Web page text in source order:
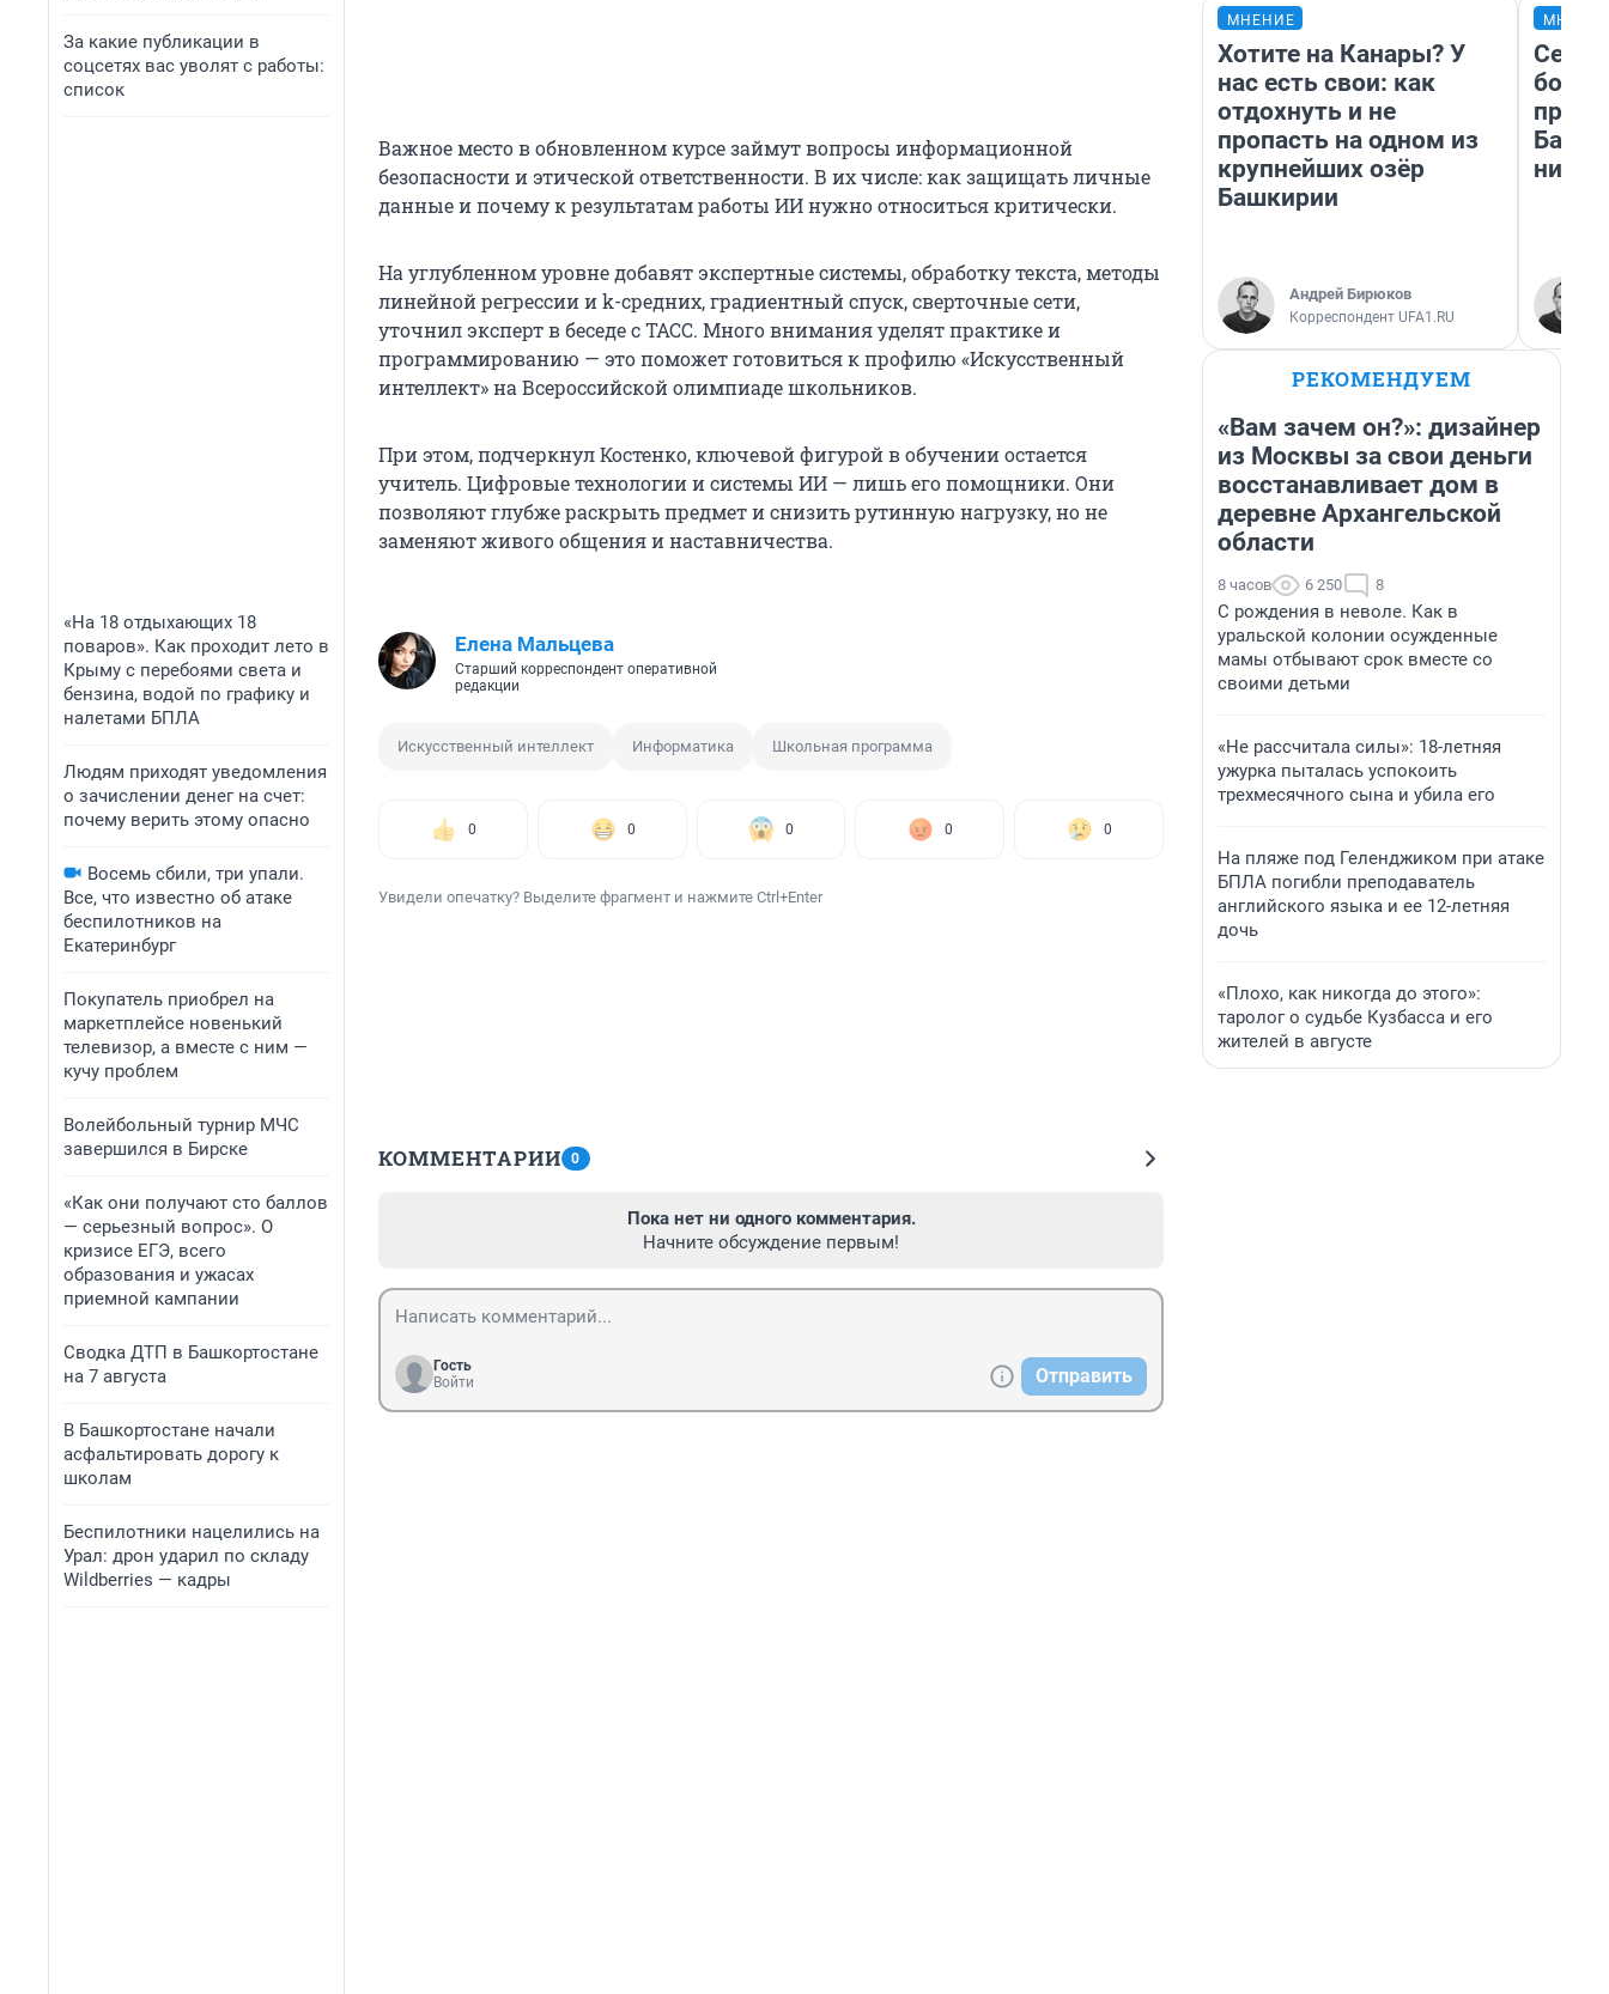
За какие публикации в
соцсетях вас уволят с работы:
список
«На 18 отдыхающих 18
поваров». Как проходит лето в
Крыму с перебоями света и
бензина, водой по графику и
налетами БПЛА
Людям приходят уведомления
о зачислении денег на счет:
почему верить этому опасно
Восемь сбили, три упали.
Все, что известно об атаке
беспилотников на
Екатеринбург
Покупатель приобрел на
маркетплейсе новенький
телевизор, а вместе с ним —
кучу проблем
Волейбольный турнир МЧС
завершился в Бирске
«Как они получают сто баллов
— серьезный вопрос». О
кризисе ЕГЭ, всего
образования и ужасах
приемной кампании
Сводка ДТП в Башкортостане
на 7 августа
В Башкортостане начали
асфальтировать дорогу к
школам
Беспилотники нацелились на
Урал: дрон ударил по складу
Wildberries — кадры
Важное место в обновленном курсе займут вопросы информационной
безопасности и этической ответственности. В их числе: как защищать личные
данные и почему к результатам работы ИИ нужно относиться критически.
На углубленном уровне добавят экспертные системы, обработку текста, методы
линейной регрессии и k-средних, градиентный спуск, сверточные сети,
уточнил эксперт в беседе с ТАСС. Много внимания уделят практике и
программированию — это поможет готовиться к профилю «Искусственный
интеллект» на Всероссийской олимпиаде школьников.
При этом, подчеркнул Костенко, ключевой фигурой в обучении остается
учитель. Цифровые технологии и системы ИИ — лишь его помощники. Они
позволяют глубже раскрыть предмет и снизить рутинную нагрузку, но не
заменяют живого общения и наставничества.
Елена Мальцева
Старший корреспондент оперативной
редакции
Искусственный интеллект Информатика Школьная программа
0 0 0 0 0
Увидели опечатку? Выделите фрагмент и нажмите Ctrl+Enter
КОММЕНТАРИИ 0
Пока нет ни одного комментария.
Начните обсуждение первым!
Гость
Войти
Отправить
МНЕНИЕ
Хотите на Канары? У
нас есть свои: как
отдохнуть и не
пропасть на одном из
крупнейших озёр
Башкирии
Андрей Бирюков
Корреспондент UFA1.RU
них
РЕКОМЕНДУЕМ
«Вам зачем он?»: дизайнер
из Москвы за свои деньги
восстанавливает дом в
деревне Архангельской
области
8 часов 6 250 8
С рождения в неволе. Как в
уральской колонии осужденные
мамы отбывают срок вместе со
своими детьми
«Не рассчитала силы»: 18-летняя
ужурка пыталась успокоить
трехмесячного сына и убила его
На пляже под Геленджиком при атаке
БПЛА погибли преподаватель
английского языка и ее 12-летняя
дочь
«Плохо, как никогда до этого»:
таролог о судьбе Кузбасса и его
жителей в августе